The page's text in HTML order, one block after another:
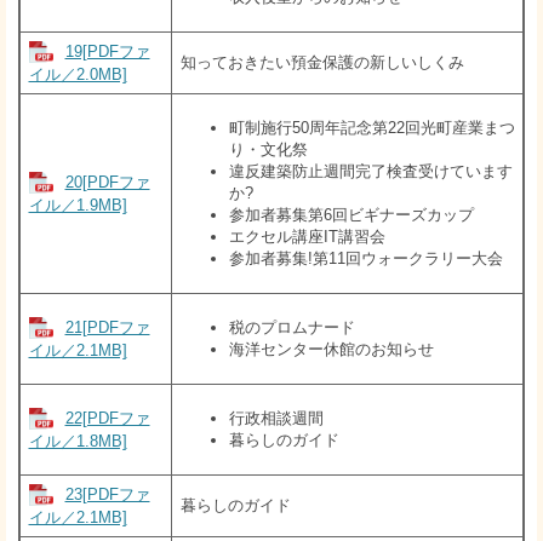
19[PDFファ
イル／2.0MB]
知っておきたい預金保護の新しいしくみ
20[PDFファ
イル／1.9MB]
町制施行50周年記念第22回光町産業まつ
り・文化祭
違反建築防止週間完了検査受けています
か?
参加者募集第6回ビギナーズカップ
エクセル講座IT講習会
参加者募集!第11回ウォークラリー大会
21[PDFファ
イル／2.1MB]
税のプロムナード
海洋センター休館のお知らせ
22[PDFファ
イル／1.8MB]
行政相談週間
暮らしのガイド
23[PDFファ
イル／2.1MB]
暮らしのガイド